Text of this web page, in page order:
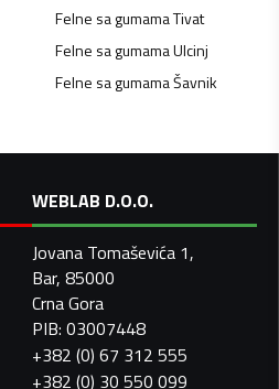
Felne sa gumamaTivat
Felne sa gumamaUlcinj
Felne sa gumamaŠavnik
WEBLAB D.O.O.
Jovana Tomaševića 1,
Bar, 85000
Crna Gora
PIB: 03007448
+382 (0) 67 312 555
+382 (0) 30 550 099